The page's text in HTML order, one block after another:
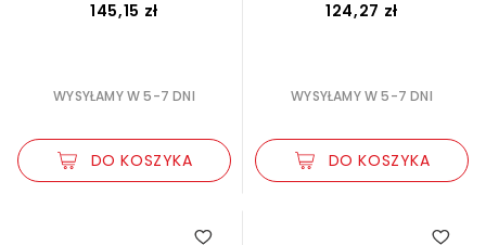
145,15 zł
WYSYŁAMY W 5-7 DNI
DO KOSZYKA
124,27 zł
WYSYŁAMY W 5-7 DNI
DO KOSZYKA